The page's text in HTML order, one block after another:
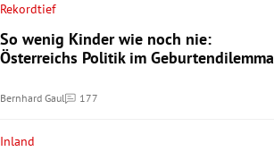
Rekordtief
So wenig Kinder wie noch nie:
Österreichs Politik im Geburtendilemma
Bernhard Gaul 177
Kommentare
Inland